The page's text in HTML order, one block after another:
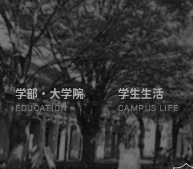
学部・大学院
EDUCATION
学生生活
CAMPUS LIFE